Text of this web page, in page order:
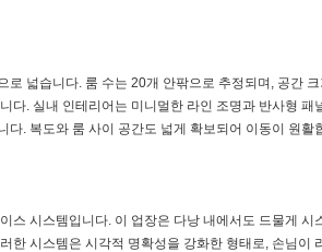
로 넓습니다. 룸 수는 20개 안팎으로 추정되며, 공간
다. 실내 인테리어는 미니멀한 라인 조명과 반사형
다. 복도와 룸 사이 공간도 넓게 확보되어 이동이 원활
스 시스템입니다. 이 업장은 다낭 내에서도 드물게
한 시스템은 시각적 명확성을 강화한 형태로, 손님이